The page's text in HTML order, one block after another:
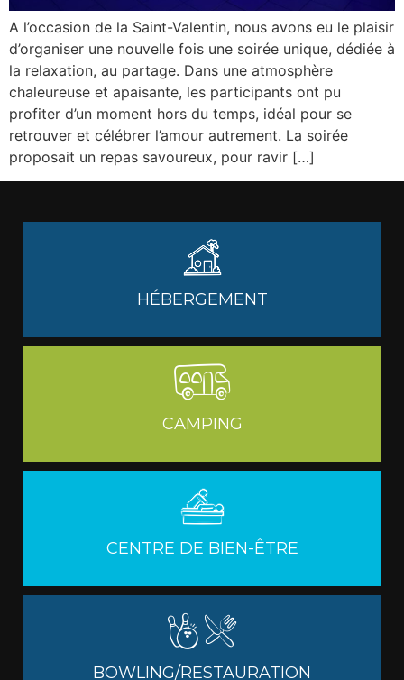
A l’occasion de la Saint-Valentin, nous avons eu le plaisir
d’organiser une nouvelle fois une soirée unique, dédiée à
la relaxation, au partage. Dans une atmosphère
chaleureuse et apaisante, les participants ont pu
profiter d’un moment hors du temps, idéal pour se
retrouver et célébrer l’amour autrement. La soirée
proposait un repas savoureux, pour ravir […]
HÉBERGEMENT
CAMPING
CENTRE DE BIEN-ÊTRE
BOWLING/RESTAURATION